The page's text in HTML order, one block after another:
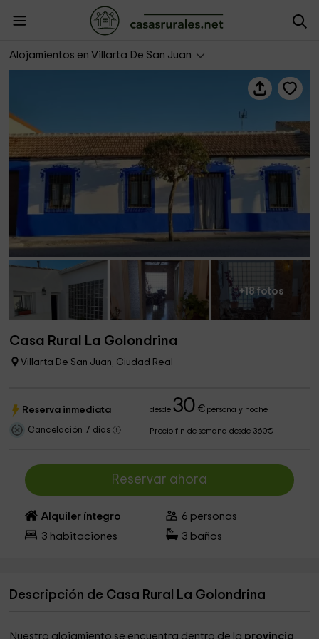
Alojamientos en Villarta De San Juan
Casa Rural La Golondrina
+18 fotos
Casa Rural La Golondrina
Villarta De San Juan, Ciudad Real
Reserva inmediata desde30 €persona y noche
Cancelación 7 días Precio fin de semana desde 360€
Reservar ahora
Alquiler íntegro 6 personas
3 habitaciones 3 baños
Descripción de Casa Rural La Golondrina
Nuestro alojamiento se encuentra dentro de la provincia